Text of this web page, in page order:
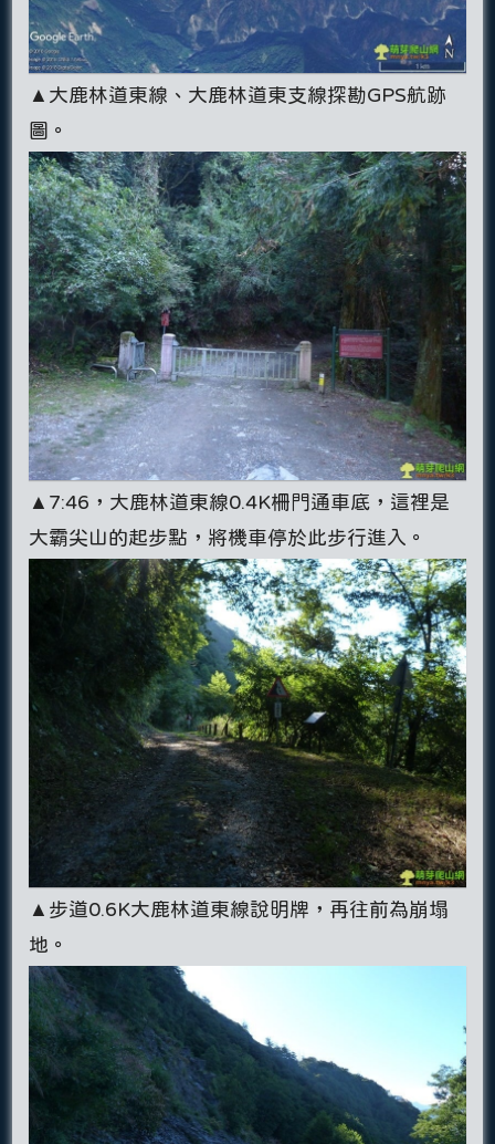
▲大鹿林道東線、大鹿林道東支線探勘GPS航跡
圖。
▲7:46，大鹿林道東線0.4K柵門通車底，這裡是
大霸尖山的起步點，將機車停於此步行進入。
▲步道0.6K大鹿林道東線說明牌，再往前為崩塌
地。